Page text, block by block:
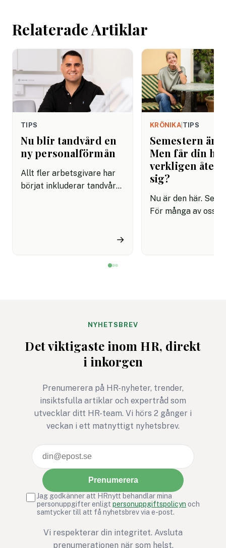
Relaterade Artiklar
TIPS
Nu blir tandvård en
ny personalförmån
Allt fler arbetsgivare har
börjat inkluderar tandvård i
→
KRÖNIKA| TIPS
Semestern är
Men får din
verkligen
sig?
Nu är den här.
För många av oss
NYHETSBREV
Det viktigaste inom HR, direkt
i inkorgen
Prenumerera på HR-nyheter, trender,
insiktsfulla artiklar och expertråd som
utvecklar ditt HR-team. Vi hörs 2 gånger i
veckan i ett matnyttigt nyhetsbrev.
Prenumerera
Jag godkänner att HRnytt behandlar mina
personuppgifter enligt personuppgiftspolicyn och
samtycker till att få nyhetsbrev via e-post.
Vi respekterar din integritet. Avsluta
prenumerationen när som helst.